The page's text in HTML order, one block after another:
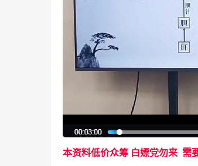
本资料低价众筹 白嫖党勿来 需